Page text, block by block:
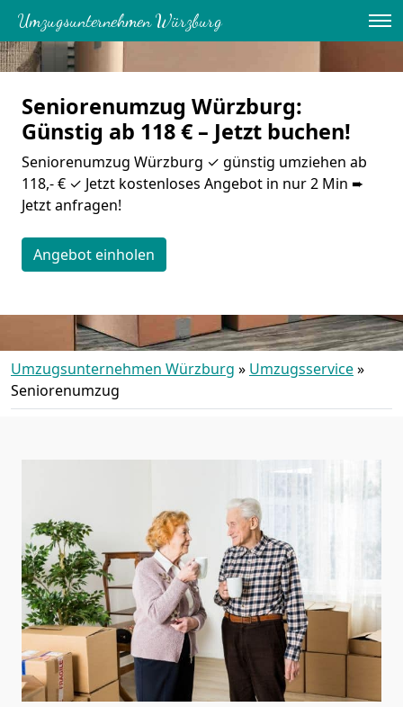
Umzugsunternehmen Würzburg
Seniorenumzug Würzburg:
Günstig ab 118 € – Jetzt buchen!
Seniorenumzug Würzburg ✓ günstig umziehen ab
118,- € ✓ Jetzt kostenloses Angebot in nur 2 Min ➨
Jetzt anfragen!
Angebot einholen
Umzugsunternehmen Würzburg » Umzugsservice»
Seniorenumzug